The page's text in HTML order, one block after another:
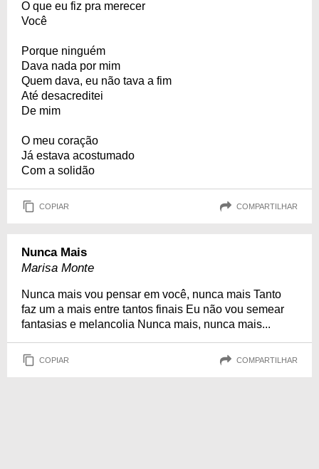
O que eu fiz pra merecer
Você
Porque ninguém
Dava nada por mim
Quem dava, eu não tava a fim
Até desacreditei
De mim
O meu coração
Já estava acostumado
Com a solidão
COPIAR COMPARTILHAR
Nunca Mais
Marisa Monte
Nunca mais vou pensar em você, nunca mais Tanto
faz um a mais entre tantos finais Eu não vou semear
fantasias e melancolia Nunca mais, nunca mais...
COPIAR COMPARTILHAR